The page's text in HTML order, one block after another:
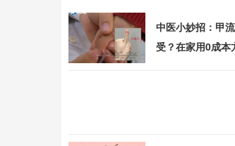
中医小妙招：甲
受？在家用0成本